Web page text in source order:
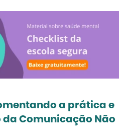
a prática e
Comunicação Não